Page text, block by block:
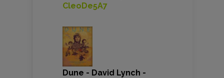
CleoDe5A7
Dune - David Lynch -